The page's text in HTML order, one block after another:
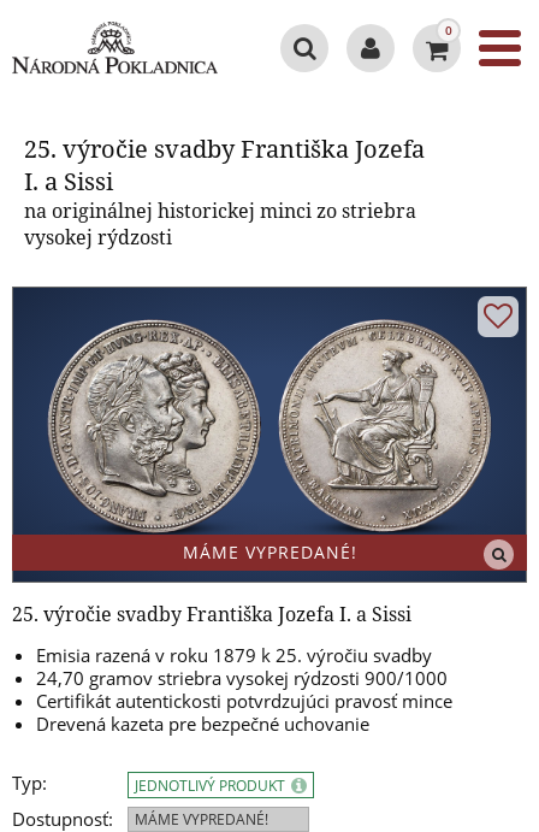
0
25. výročie svadby Františka Jozefa
I. a Sissi
na originálnej historickej minci zo striebra
vysokej rýdzosti
MÁME VYPREDANÉ!
25. výročie svadby Františka Jozefa I. a Sissi
Emisia razená v roku 1879 k 25. výročiu svadby
24,70 gramov striebra vysokej rýdzosti 900/1000
Certifikát autentickosti potvrdzujúci pravosť mince
Drevená kazeta pre bezpečné uchovanie
Typ:
Dostupnosť:
JEDNOTLIVÝ PRODUKT
MÁME VYPREDANÉ!
25. výročie svadby Františka